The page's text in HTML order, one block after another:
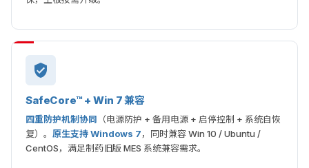
SafeCore™ + Win 7 兼容
四重防护机制协同 （电源防护 + 备用电源 + 启停控制 + 系统自恢
复）。 原生支持 Windows 7，同时兼容 Win 10 / Ubuntu /
CentOS，满足制药旧版 MES 系统兼容需求。